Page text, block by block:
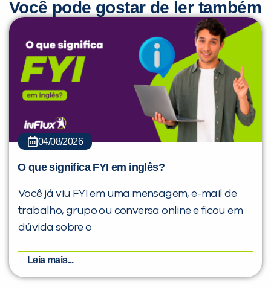
Você pode gostar de ler também
04/08/2026
O que significa FYI em inglês?
Você já viu FYI em uma mensagem, e-mail de
trabalho, grupo ou conversa online e ficou em
dúvida sobre o
Leia mais...